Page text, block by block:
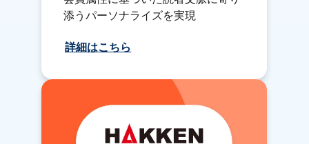
添うパーソナライズを実現
詳細はこちら